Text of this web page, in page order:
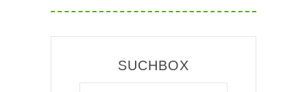
SUCHBOX